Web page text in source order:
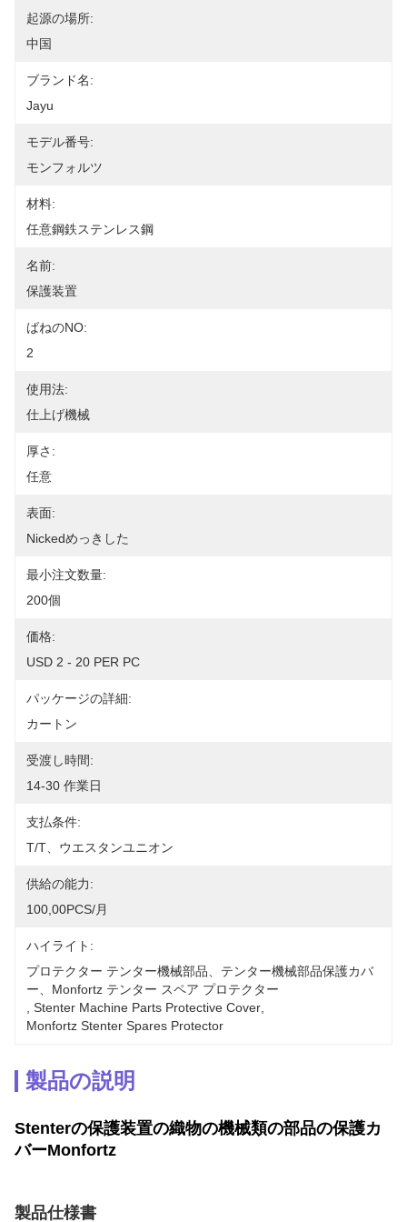
起源の場所:
中国
ブランド名:
Jayu
モデル番号:
モンフォルツ
材料:
任意鋼鉄ステンレス鋼
名前:
保護装置
ばねのNO:
2
使用法:
仕上げ機械
厚さ:
任意
表面:
Nickedめっきした
最小注文数量:
200個
価格:
USD 2 - 20 PER PC
パッケージの詳細:
カートン
受渡し時間:
14-30 作業日
支払条件:
T/T、ウエスタンユニオン
供給の能力:
100,00PCS/月
ハイライト:
プロテクター テンター機械部品、テンター機械部品保護カバ
ー、Monfortz テンター スペア プロテクター
Stenter Machine Parts Protective Cover
Monfortz Stenter Spares Protector
製品の説明
Stenterの保護装置の織物の機械類の部品の保護カ
バーMonfortz
製品仕様書